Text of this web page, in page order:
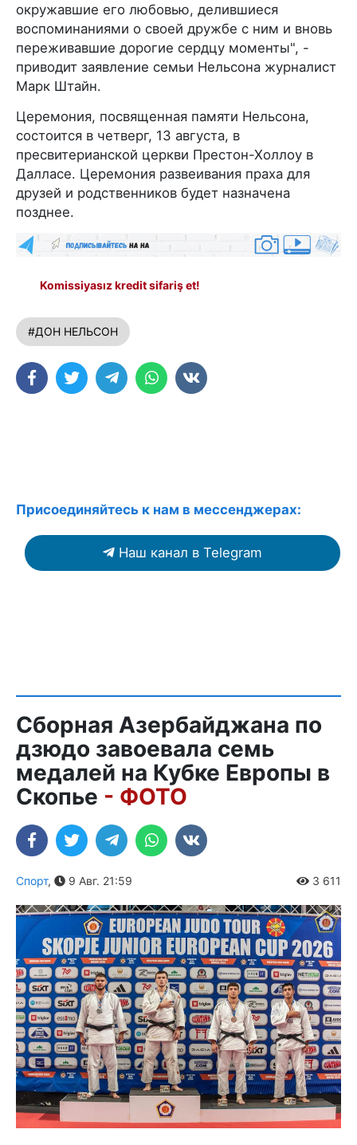
окружавшие его любовью, делившиеся
воспоминаниями о своей дружбе с ним и вновь
переживавшие дорогие сердцу моменты", -
приводит заявление семьи Нельсона журналист
Марк Штайн.
Церемония, посвященная памяти Нельсона,
состоится в четверг, 13 августа, в
пресвитерианской церкви Престон-Холлоу в
Далласе. Церемония развеивания праха для
друзей и родственников будет назначена
позднее.
Komissiyasız kredit sifariş et!
#ДОН НЕЛЬСОН
Присоединяйтесь к нам в мессенджерах:
Наш канал в Telegram
Сборная Азербайджана по
дзюдо завоевала семь
медалей на Кубке Европы в
Скопье - ФОТО
Спорт, 9 Авг. 21:59 3 611